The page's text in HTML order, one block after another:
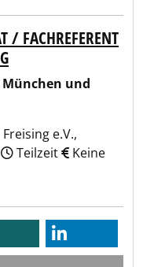
/ FACHREFERENT
München und
e.V.,
Teilzeit
Keine